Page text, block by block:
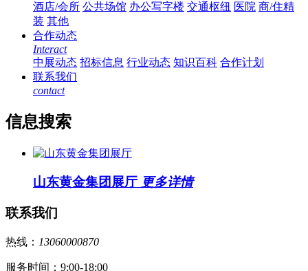
酒店/会所 公共场馆 办公写字楼 交通枢纽 医院 商/住精
装 其他
合作动态
Interact
中展动态 招标信息 行业动态 知识百科 合作计划
联系我们
contact
信息搜索
山东黄金集团展厅 更多详情
联系我们
热线： 13060000870
服务时间：9:00-18:00